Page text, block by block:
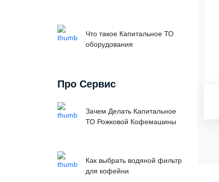
Что такое Капитальное ТО
оборудования
Про Сервис
Зачем Делать Капитальное
ТО Рожковой Кофемашины
Как выбрать водяной фильтр
для кофейни